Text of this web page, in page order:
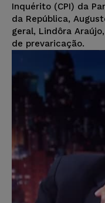
Inquérito (CPI) da
da República,
geral, Lindôra
de prevaricação.